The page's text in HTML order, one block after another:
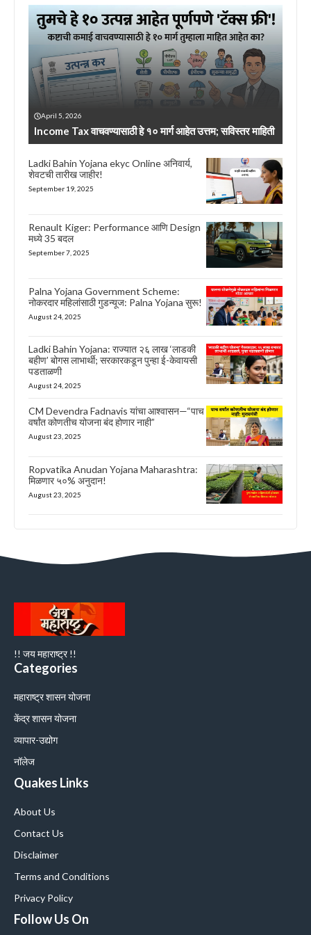
April 5, 2026
Income Tax वाचवण्यासाठी हे १० मार्ग आहेत उत्तम; सविस्तर माहिती
Ladki Bahin Yojana ekyc Online अनिवार्य,
शेवटची तारीख जाहीर!
September 19, 2025
Renault Kiger: Performance आणि Design
मध्ये 35 बदल
September 7, 2025
Palna Yojana Government Scheme:
नोकरदार महिलांसाठी गुडन्यूज: Palna Yojana सुरू!
August 24, 2025
Ladki Bahin Yojana: राज्यात २६ लाख ‘लाडकी
बहीण’ बोगस लाभार्थी; सरकारकडून पुन्हा ई-केवायसी
पडताळणी
August 24, 2025
CM Devendra Fadnavis यांचा आश्वासन—“पाच
वर्षांत कोणतीच योजना बंद होणार नाही”
August 23, 2025
Ropvatika Anudan Yojana Maharashtra:
मिळणार ५०% अनुदान!
August 23, 2025
!! जय महाराष्ट्र !!
Categories
महाराष्ट्र शासन योजना
केंद्र शासन योजना
व्यापार-उद्योग
नॉलेज
Quakes Links
About Us
Contact Us
Disclaimer
Terms and Conditions
Privacy Policy
Follow Us On